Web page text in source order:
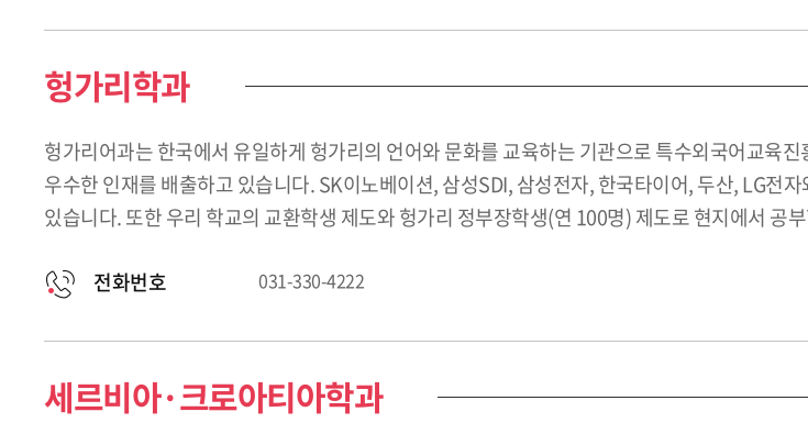
헝가리학과
헝가리어과는 한국에서 유일하게 헝가리의 언어와 문화를 교육하는 기관으로 특수외국어교육
우수한 인재를 배출하고 있습니다. SK이노베이션, 삼성SDI, 삼성전자, 한국타이어, 두산, LG전
있습니다. 또한 우리 학교의 교환학생 제도와 헝가리 정부장학생(연 100명) 제도로 현지에서 공
전화번호 031-330-4222
세르비아·크로아티아학과